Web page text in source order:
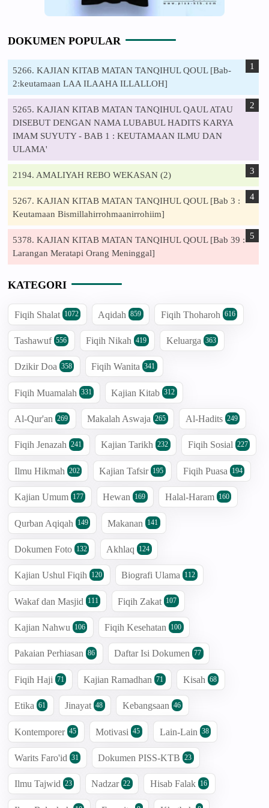
DOKUMEN POPULAR
5266. KAJIAN KITAB MATAN TANQIHUL QOUL [Bab-
2:keutamaan LAA ILAAHA ILLALLOH]
5265. KAJIAN KITAB MATAN TANQIHUL QAUL ATAU
DISEBUT DENGAN NAMA LUBABUL HADITS KARYA
IMAM SUYUTY - BAB 1 : KEUTAMAAN ILMU DAN
ULAMA'
2194. AMALIYAH REBO WEKASAN (2)
5267. KAJIAN KITAB MATAN TANQIHUL QOUL [Bab 3 :
Keutamaan Bismillahirrohmaanirrohiim]
5378. KAJIAN KITAB MATAN TANQIHUL QOUL [Bab 39 :
Larangan Meratapi Orang Meninggal]
KATEGORI
Fiqih Shalat 1072 Aqidah 859 Fiqih Thoharoh 616
Tashawuf 556 Fiqih Nikah 419 Keluarga 363
Dzikir Doa 358 Fiqih Wanita 341
Fiqih Muamalah 331 Kajian Kitab 312
Al-Qur'an 269 Makalah Aswaja 265 Al-Hadits 249
Fiqih Jenazah 241 Kajian Tarikh 232 Fiqih Sosial 227
Ilmu Hikmah 202 Kajian Tafsir 195 Fiqih Puasa 194
Kajian Umum 177 Hewan 169 Halal-Haram 160
Qurban Aqiqah 149 Makanan 141
Dokumen Foto 132 Akhlaq 124
Kajian Ushul Fiqih 120 Biografi Ulama 112
Wakaf dan Masjid 111 Fiqih Zakat 107
Kajian Nahwu 106 Fiqih Kesehatan 100
Pakaian Perhiasan 86 Daftar Isi Dokumen 77
Fiqih Haji 71 Kajian Ramadhan 71 Kisah 68
Etika 61 Jinayat 48 Kebangsaan 46
Kontemporer 45 Motivasi 45 Lain-Lain 38
Warits Faro'id 31 Dokumen PISS-KTB 23
Ilmu Tajwid 23 Nadzar 22 Hisab Falak 16